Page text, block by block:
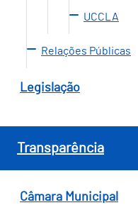
UCCLA
Relações Públicas
Legislação
Transparência
Câmara Municipal